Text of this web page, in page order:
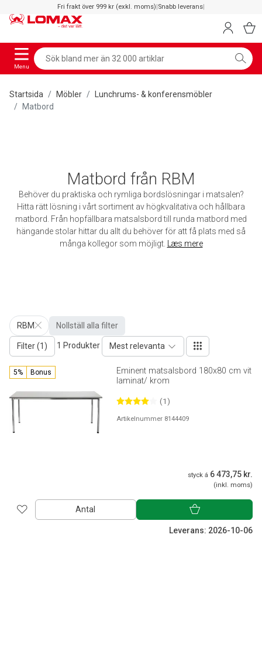
Fri frakt över 999 kr (exkl. moms)|Snabb leverans|
Menu
Startsida Möbler
Lunchrums- & konferensmöbler
Matbord
Matbord från RBM
Behöver du praktiska och rymliga bordslösningar i matsalen?
Hitta rätt lösning i vårt sortiment av högkvalitativa och hållbara
matbord. Från hopfällbara matsalsbord till runda matbord med
hängande stolar hittar du allt du behöver för att få plats med så
många kollegor som möjligt.
Læs mere
RBM Nollställ alla filter
Filter (1) 1 Produkter Mest relevanta
5% Bonus
Eminent matsalsbord 180x80 cm vit
laminat/ krom
(1)
Artikelnummer 8144409
styck á 6 473,75 kr.
(inkl. moms)
Antal
Leverans: 2026-10-06